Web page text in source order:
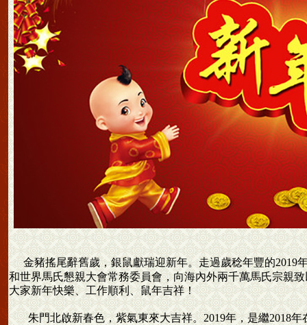
金豬搖尾辭舊歲，銀鼠獻瑞迎新年。走過歲稔年豐的2019
和世界馬氏懇親大會常務委員會，向海內外兩千萬馬氏宗親
大家新年快樂、工作順利、鼠年吉祥！
朱門北啟新春色，紫氣東來大吉祥。2019年，是繼2018年